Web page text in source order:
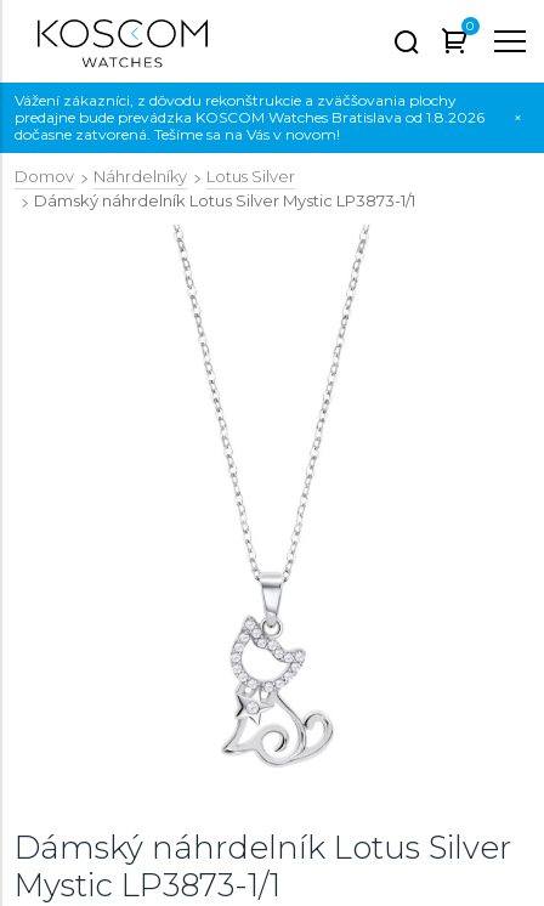
0
Vážení zákazníci, z dôvodu rekonštrukcie a zväčšovania plochy
predajne bude prevádzka KOSCOM Watches Bratislava od 1.8.2026
dočasne zatvorená. Tešíme sa na Vás v novom!
×
Domov Náhrdelníky
Lotus Silver
Dámský náhrdelník Lotus Silver Mystic LP3873-1/1
Dámský náhrdelník Lotus Silver
Mystic LP3873-1/1